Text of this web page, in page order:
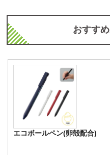
おすす
エコボールペン(卵殻配合)